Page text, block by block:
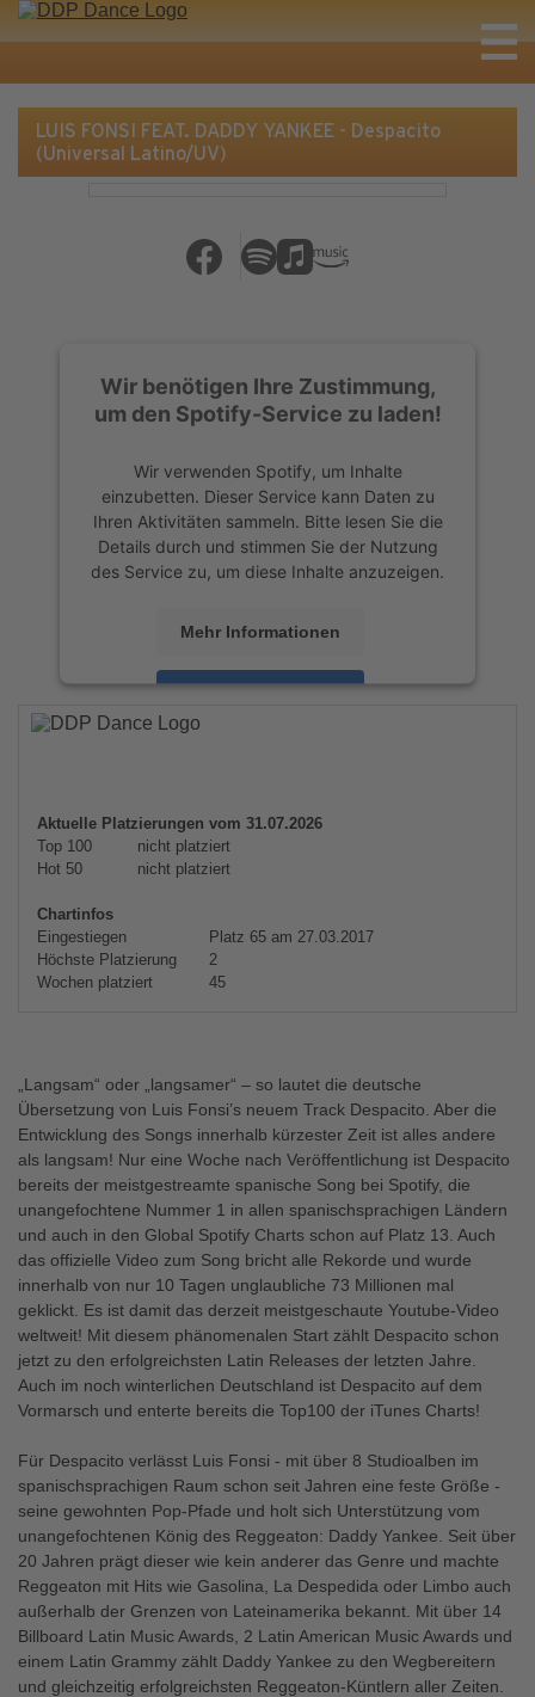
LUIS FONSI FEAT. DADDY YANKEE - Despacito
(Universal Latino/UV)
Wir benötigen Ihre Zustimmung,
um den Spotify-Service zu laden!
Wir verwenden Spotify, um Inhalte
einzubetten. Dieser Service kann Daten zu
Ihren Aktivitäten sammeln. Bitte lesen Sie die
Details durch und stimmen Sie der Nutzung
des Service zu, um diese Inhalte anzuzeigen.
Mehr Informationen
Akzeptieren
powered by
Aktuelle Platzierungen vom 31.07.2026
Top 100
nicht platziert
Hot 50
nicht platziert
Chartinfos
Eingestiegen
Platz 65 am 27.03.2017
Höchste Platzierung
2
Wochen platziert
45
„Langsam“ oder „langsamer“ – so lautet die deutsche
Übersetzung von Luis Fonsi’s neuem Track Despacito. Aber die
Entwicklung des Songs innerhalb kürzester Zeit ist alles andere
als langsam! Nur eine Woche nach Veröffentlichung ist Despacito
bereits der meistgestreamte spanische Song bei Spotify, die
unangefochtene Nummer 1 in allen spanischsprachigen Ländern
und auch in den Global Spotify Charts schon auf Platz 13. Auch
das offizielle Video zum Song bricht alle Rekorde und wurde
innerhalb von nur 10 Tagen unglaubliche 73 Millionen mal
geklickt. Es ist damit das derzeit meistgeschaute Youtube-Video
weltweit! Mit diesem phänomenalen Start zählt Despacito schon
jetzt zu den erfolgreichsten Latin Releases der letzten Jahre.
Auch im noch winterlichen Deutschland ist Despacito auf dem
Vormarsch und enterte bereits die Top100 der iTunes Charts!
Für Despacito verlässt Luis Fonsi - mit über 8 Studioalben im
spanischsprachigen Raum schon seit Jahren eine feste Größe -
seine gewohnten Pop-Pfade und holt sich Unterstützung vom
unangefochtenen König des Reggeaton: Daddy Yankee. Seit über
20 Jahren prägt dieser wie kein anderer das Genre und machte
Reggeaton mit Hits wie Gasolina, La Despedida oder Limbo auch
außerhalb der Grenzen von Lateinamerika bekannt. Mit über 14
Billboard Latin Music Awards, 2 Latin American Music Awards und
einem Latin Grammy zählt Daddy Yankee zu den Wegbereitern
und gleichzeitig erfolgreichsten Reggeaton-Küntlern aller Zeiten.